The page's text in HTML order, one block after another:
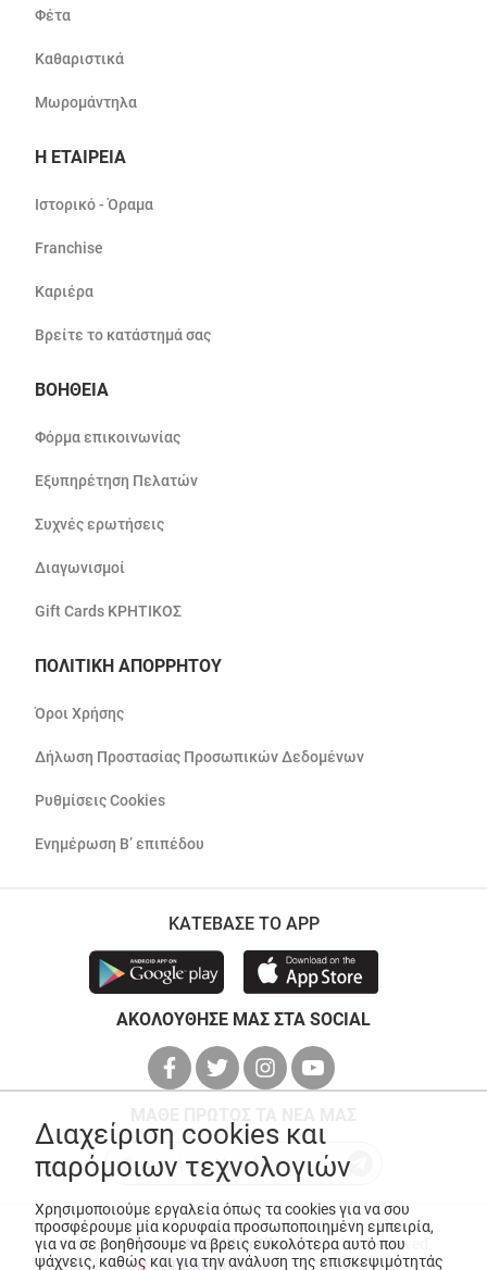
Φέτα
Καθαριστικά
Μωρομάντηλα
Η ΕΤΑΙΡΕΙΑ
Ιστορικό - Όραμα
Franchise
Καριέρα
Βρείτε το κατάστημά σας
ΒΟΗΘΕΙΑ
Φόρμα επικοινωνίας
Εξυπηρέτηση Πελατών
Συχνές ερωτήσεις
Διαγωνισμοί
Gift Cards ΚΡΗΤΙΚΟΣ
ΠΟΛΙΤΙΚΗ ΑΠΟΡΡΗΤΟΥ
Όροι Χρήσης
Δήλωση Προστασίας Προσωπικών Δεδομένων
Ρυθμίσεις Cookies
Ενημέρωση Β’ επιπέδου
ΚΑΤΕΒΑΣΕ ΤΟ APP
ΑΚΟΛΟΥΘΗΣΕ ΜΑΣ ΣΤΑ SOCIAL
© Copyright 2026ANEDIK Kritikos. All Rights Reserved
Made with
byDesquared
Διαχείριση cookies και
παρόμοιων τεχνολογιών
Χρησιμοποιούμε εργαλεία όπως τα cookies για να σου
προσφέρουμε μία κορυφαία προσωποποιημένη εμπειρία,
για να σε βοηθήσουμε να βρεις ευκολότερα αυτό που
ψάχνεις, καθώς και για την ανάλυση της επισκεψιμότητάς